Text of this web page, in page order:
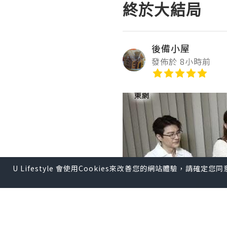
終於大結局
後備小屋
發佈於 8小時前
U Lifestyle 會使用Cookies來改善您的網站體驗，請確定您同